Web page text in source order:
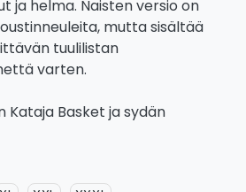
ja helma. Naisten versio on
mutta sisältää
tuulilistan
varten.
Kataja Basket ja sydän